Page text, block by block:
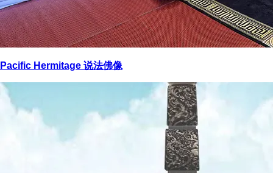
Pacific Hermitage 说法佛像